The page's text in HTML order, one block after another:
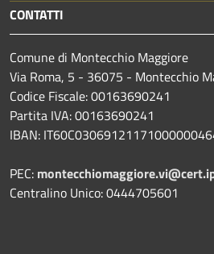
CONTATTI
Comune di Montecchio Maggiore
Via Roma, 5 - 36075 - Montecchio
Codice Fiscale: 00163690241
Partita IVA: 00163690241
IBAN:
PEC:
Centralino Unico: 0444705601